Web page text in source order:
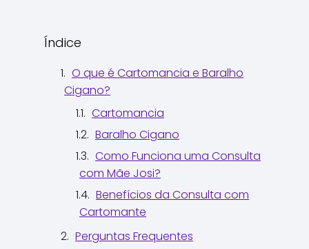
Índice
O que é Cartomancia e Baralho
Cigano?
Cartomancia
Baralho Cigano
Como Funciona uma Consulta
com Mãe Josi?
Benefícios da Consulta com
Cartomante
Perguntas Frequentes